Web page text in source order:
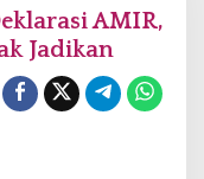
AMIR,
Jadikan